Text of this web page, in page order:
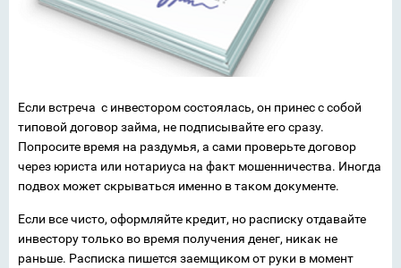
Если встреча с инвестором состоялась, он принес с собой
типовой договор займа, не подписывайте его сразу.
Попросите время на раздумья, а сами проверьте договор
через юриста или нотариуса на факт мошенничества. Иногда
подвох может скрываться именно в таком документе.
Если все чисто, оформляйте кредит, но расписку отдавайте
инвестору только во время получения денег, никак не
раньше. Расписка пишется заемщиком от руки в момент